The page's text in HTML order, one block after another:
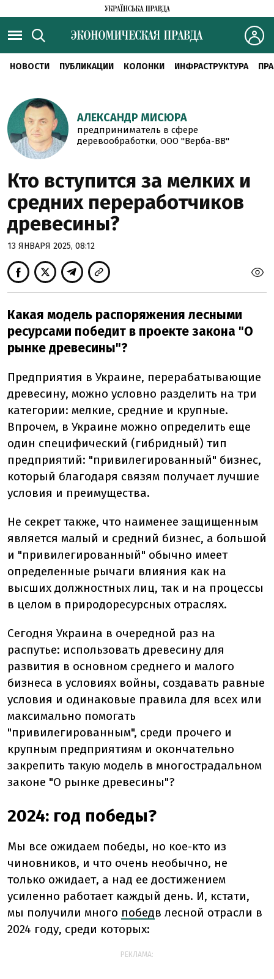
НОВОСТИ ПУБЛИКАЦИИ КОЛОНКИ ИНФРАСТРУКТУРА
АЛЕКСАНДР МИСЮРА
предприниматель в сфере
деревообработки, ООО "Верба-ВВ"
Кто вступится за мелких и
средних переработчиков
древесины?
13 ЯНВАРЯ 2025, 08:12
Какая модель распоряжения лесными
ресурсами победит в проекте закона "О
рынке древесины"?
Предприятия в Украине, перерабатывающие
древесину, можно условно разделить на три
категории: мелкие, средние и крупные.
Впрочем, в Украине можно определить еще
один специфический (гибридный) тип
предприятий: "привилегированный" бизнес,
который благодаря связям получает лучшие
условия и преимущества.
Не секрет также, что наименее защищенным
является малый и средний бизнес, а большой
и "привилегированный" обычно имеет
определенные рычаги влияния как на
высших должностных лиц, так и на процессы
в целом в природоресурсных отраслях.
Сегодня Украина в очередной раз на
распутье: использовать древесину для
развития в основном среднего и малого
бизнеса в условиях войны, создавать равные
условия и одинаковые правила для всех или
максимально помогать
"привилегированным", среди прочего и
крупным предприятиям и окончательно
закрепить такую модель в многострадальном
законе "О рынке древесины"?
2024: год победы?
Мы все ожидаем победы, но кое-кто из
чиновников, и что очень необычно, не
только ожидает, а над ее достижением
усиленно работает каждый день. И, кстати,
мы получили много победв лесной отрасли в
2024 году, среди которых:
РЕКЛАМА: